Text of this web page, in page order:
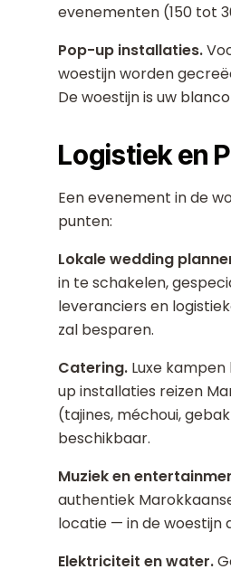
evenementen (150 tot
Pop-up installaties.
woestijn worden
De woestijn is uw
Logistiek en
Een evenement in de
punten:
Lokale wedding
in te schakelen,
leveranciers en
zal besparen.
Catering. Luxe
up installaties reizen
(tajines, méchoui,
beschikbaar.
Muziek en
authentiek
locatie — in de woestijn
Elektriciteit en water.